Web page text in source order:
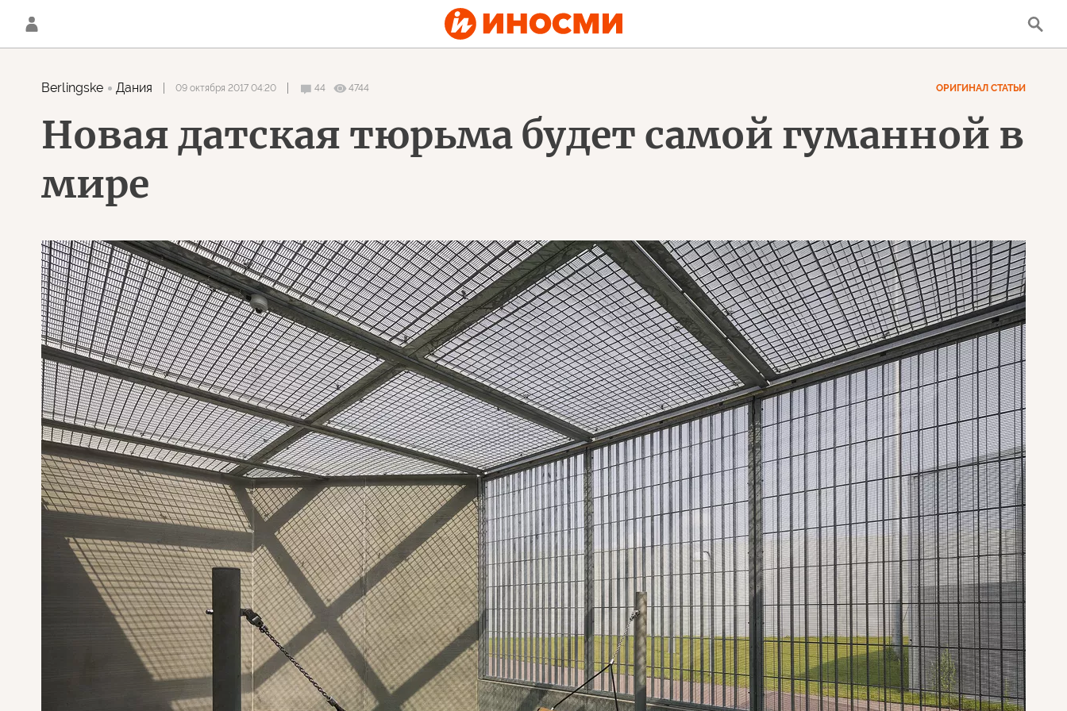
Berlingske Дания 09 октября 2017 04:20 44 4744 ОРИГИНАЛ СТАТЬИ
Новая датская тюрьма будет самой гуманной в
мире